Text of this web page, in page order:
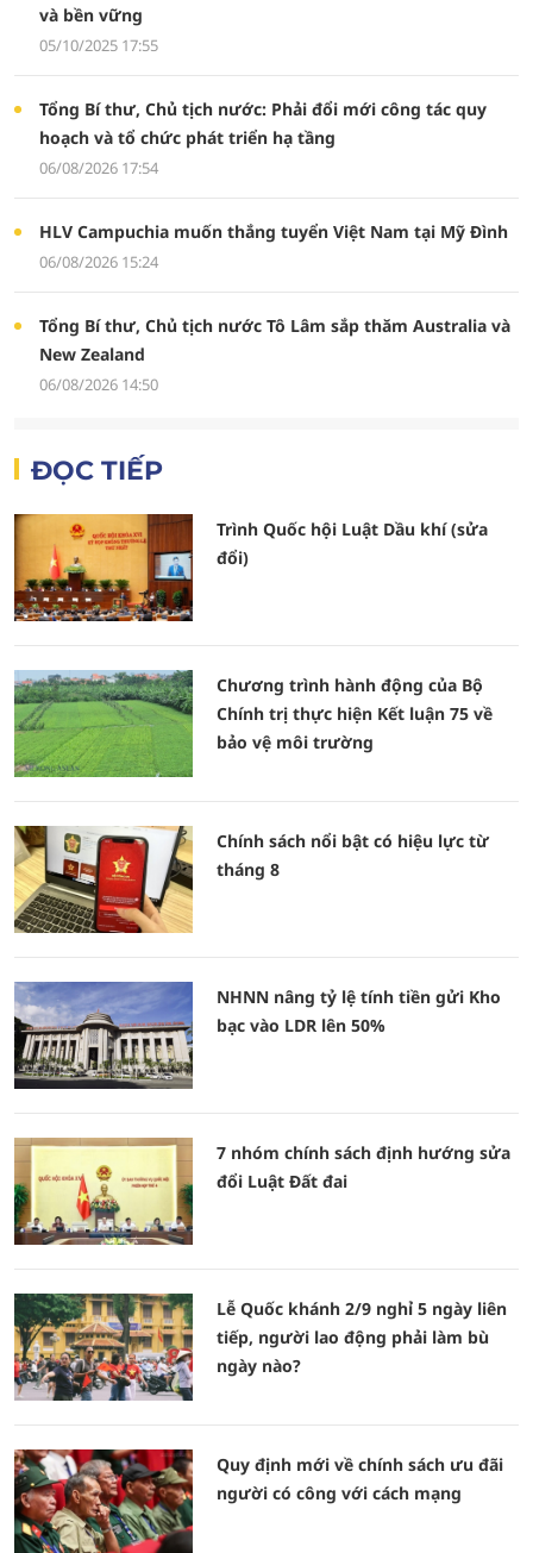
và bền vững
05/10/2025 17:55
Tổng Bí thư, Chủ tịch nước: Phải đổi mới công tác quy
hoạch và tổ chức phát triển hạ tầng
06/08/2026 17:54
HLV Campuchia muốn thắng tuyển Việt Nam tại Mỹ Đình
06/08/2026 15:24
Tổng Bí thư, Chủ tịch nước Tô Lâm sắp thăm Australia và
New Zealand
06/08/2026 14:50
ĐỌC TIẾP
Trình Quốc hội Luật Dầu khí (sửa
đổi)
Chương trình hành động của Bộ
Chính trị thực hiện Kết luận 75 về
bảo vệ môi trường
Chính sách nổi bật có hiệu lực từ
tháng 8
NHNN nâng tỷ lệ tính tiền gửi Kho
bạc vào LDR lên 50%
7 nhóm chính sách định hướng sửa
đổi Luật Đất đai
Lễ Quốc khánh 2/9 nghỉ 5 ngày liên
tiếp, người lao động phải làm bù
ngày nào?
Quy định mới về chính sách ưu đãi
người có công với cách mạng